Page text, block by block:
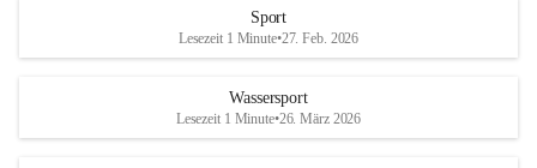
Rebe und der Amerikanischen
Anhang VBl. EU Nr. 18
1 Seite•1,4 MB
Sport
Lesezeit 1 Minute•27. Feb. 2026
Wassersport
Lesezeit 1 Minute•26. März 2026